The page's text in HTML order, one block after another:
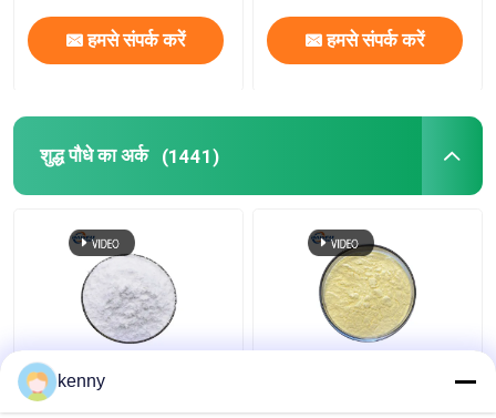
हमसे संपर्क करें हमसे संपर्क करें
शुद्ध पौधे का अर्क (1441)
98% शुद्ध केंद्रित पौधे के अर्क
पाउडर सफेद त्वचा टोन पाउडर
506-32-1 शुद्ध पौधों का अर्क
kenny